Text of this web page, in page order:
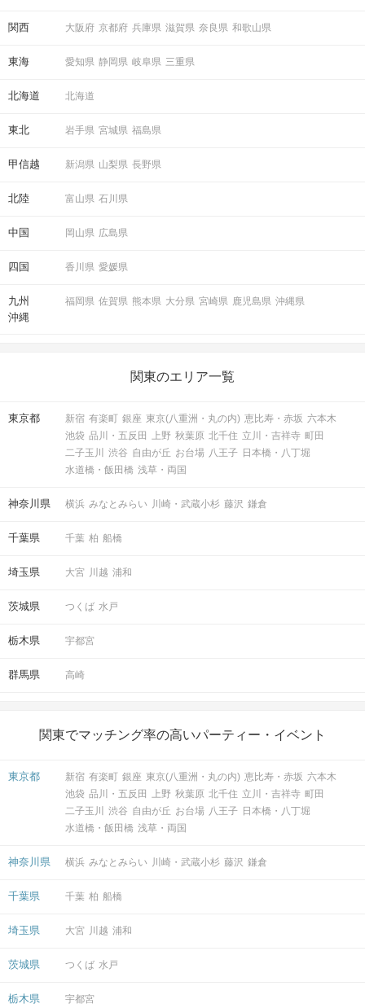
関西 大阪府 京都府 兵庫県 滋賀県 奈良県 和歌山県
東海 愛知県 静岡県 岐阜県 三重県
北海道 北海道
東北 岩手県 宮城県 福島県
甲信越 新潟県 山梨県 長野県
北陸 富山県 石川県
中国 岡山県 広島県
四国 香川県 愛媛県
九州
沖縄
福岡県 佐賀県 熊本県 大分県 宮崎県 鹿児島県 沖縄県
関東のエリア一覧
東京都 新宿 有楽町 銀座 東京(八重洲・丸の内) 恵比寿・赤坂 六本木
池袋 品川・五反田 上野 秋葉原 北千住 立川・吉祥寺 町田
二子玉川
渋谷 自由が丘 お台場 八王子 日本橋・八丁堀
水道橋・飯田橋 浅草・両国
神奈川県 横浜 みなとみらい 川崎・武蔵小杉 藤沢 鎌倉
千葉県 千葉 柏 船橋
埼玉県 大宮 川越 浦和
茨城県 つくば 水戸
栃木県 宇都宮
群馬県 高崎
関東でマッチング率の高いパーティー・イベント
東京都 新宿 有楽町 銀座 東京(八重洲・丸の内) 恵比寿・赤坂 六本木
池袋 品川・五反田 上野 秋葉原 北千住 立川・吉祥寺 町田
二子玉川
渋谷 自由が丘 お台場 八王子 日本橋・八丁堀
水道橋・飯田橋 浅草・両国
神奈川県 横浜 みなとみらい 川崎・武蔵小杉 藤沢 鎌倉
千葉県 千葉 柏 船橋
埼玉県 大宮 川越 浦和
茨城県 つくば 水戸
栃木県 宇都宮